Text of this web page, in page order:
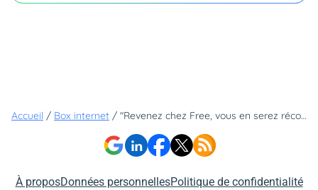
Accueil / Box internet / "Revenez chez Free, vous en serez récompensé" : voici la dernière technique de Free pour faire revenir les anciens abonnés Freebox
À proposDonnées personnellesPolitique de confidentialité